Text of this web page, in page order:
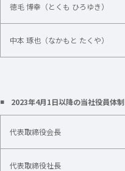
徳毛 博幸（とくも ひろゆき）
中本 琢也（なかもと たくや）
◾️ 2023年4月1日以降の当社役員体制
代表取締役会長
代表取締役社長